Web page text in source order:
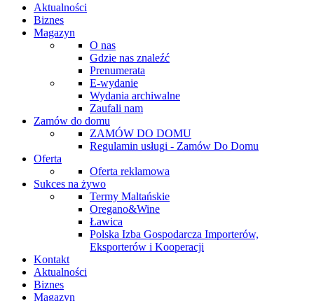
Aktualności
Biznes
Magazyn
O nas
Gdzie nas znaleźć
Prenumerata
E-wydanie
Wydania archiwalne
Zaufali nam
Zamów do domu
ZAMÓW DO DOMU
Regulamin usługi - Zamów Do Domu
Oferta
Oferta reklamowa
Sukces na żywo
Termy Maltańskie
Oregano&Wine
Ławica
Polska Izba Gospodarcza Importerów,
Eksporterów i Kooperacji
Kontakt
Aktualności
Biznes
Magazyn